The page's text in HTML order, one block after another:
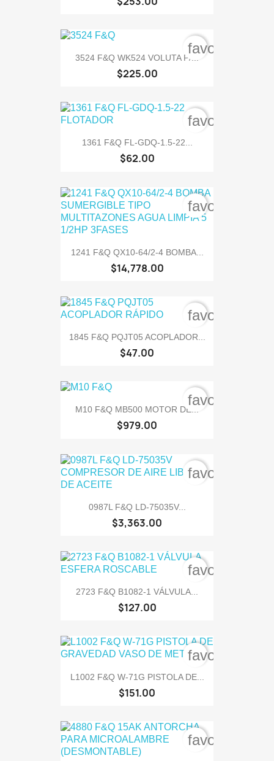
3524 F&Q WK524 VOLUTA P/...
$225.00
1361 F&Q FL-GDQ-1.5-22...
$62.00
1241 F&Q QX10-64/2-4 BOMBA...
$14,778.00
1845 F&Q PQJT05 ACOPLADOR...
$47.00
M10 F&Q MB500 MOTOR DE...
$979.00
0987L F&Q LD-75035V...
$3,363.00
2723 F&Q B1082-1 VÁLVULA...
$127.00
L1002 F&Q W-71G PISTOLA DE...
$151.00